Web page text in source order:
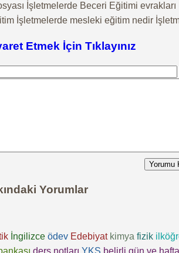
İşletmelerde Beceri Eğitimi
İşletmelerde mesleki eğitim nedir
Etmek İçin Tıklayınız
Yorumu
Yorumlar
İngilizce ödev Edebiyat kimya fizik
ders notları YKS belirli gün ve